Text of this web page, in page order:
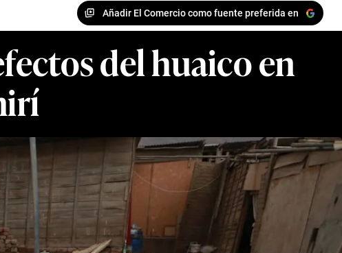
Añadir El Comercio como fuente preferida en
del huaico en